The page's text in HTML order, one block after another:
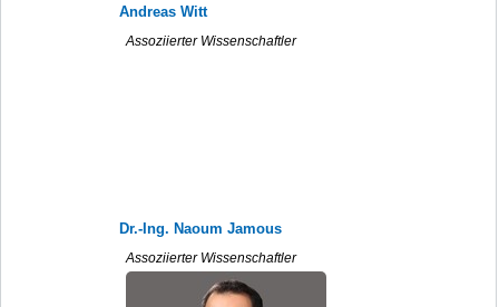
Andreas Witt
Assoziierter Wissenschaftler
Dr.-Ing. Naoum Jamous
Assoziierter Wissenschaftler